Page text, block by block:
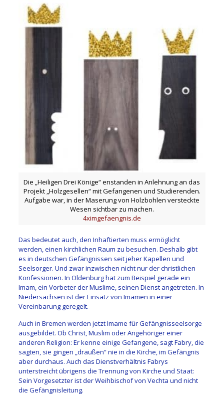
Die „Heiligen Drei Könige“ enstanden in Anlehnung an das
Projekt „Holzgesellen“ mit Gefangenen und Studierenden.
Aufgabe war, in der Maserung von Holzbohlen versteckte
Wesen sichtbar zu machen.
4ximgefaengnis.de
Das bedeutet auch, den Inhaftierten muss ermöglicht
werden, einen kirchlichen Raum zu besuchen. Deshalb gibt
es in deutschen Gefängnissen seit jeher Kapellen und
Seelsorger. Und zwar inzwischen nicht nur der christlichen
Konfessionen. In Oldenburg hat zum Beispiel gerade ein
Imam, ein Vorbeter der Muslime, seinen Dienst angetreten. In
Niedersachsen ist der Einsatz von Imamen in einer
Vereinbarung geregelt.
Auch in Bremen werden jetzt Imame für Gefängnisseelsorge
ausgebildet. Ob Christ, Muslim oder Angehöriger einer
anderen Religion: Er kenne einige Gefangene, sagt Fabry, die
sagten, sie gingen „draußen“ nie in die Kirche, im Gefängnis
aber durchaus. Auch das Dienstverhältnis Fabrys
unterstreicht übrigens die Trennung von Kirche und Staat:
Sein Vorgesetzter ist der Weihbischof von Vechta und nicht
die Gefängnisleitung.